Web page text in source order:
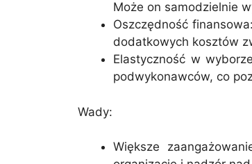
Może on samodzielnie
Oszczędność
dodatkowych kosztów
Elastyczność w
podwykonawców, co
Wady:
Większe